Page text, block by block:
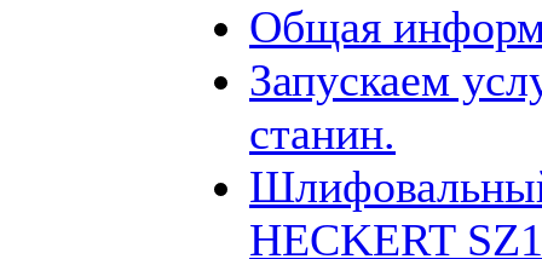
Общая
Запускаем
станин.
HECKERT